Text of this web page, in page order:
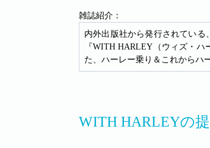
雑誌紹介：
内外出版社から発行されている
『WITH HARLEY（ウィズ・
た、ハーレー乗り＆これからハ
WITH HARLEYの